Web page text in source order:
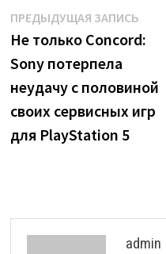
Навигация
по
записям
ПРЕДЫДУЩАЯ ЗАПИСЬ
Не только Concord:
Sony потерпела
неудачу с половиной
своих сервисных игр
для PlayStation 5
admin